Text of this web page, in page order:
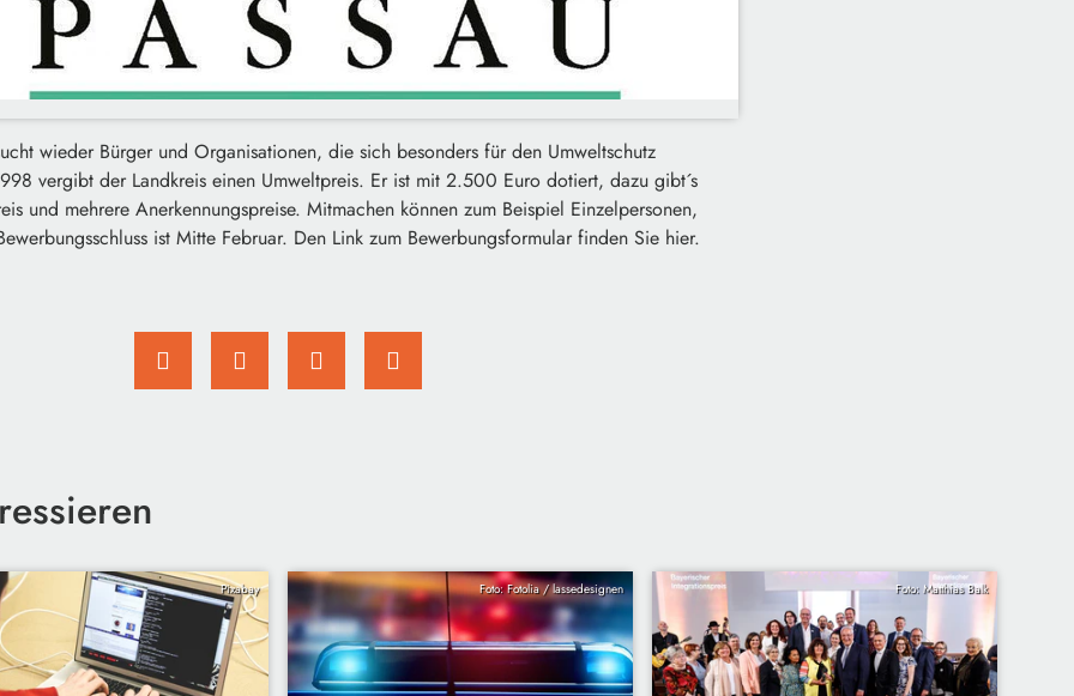
wieder Bürger und Organisationen, die sich besonders für den Umweltschutz
vergibt der Landkreis einen Umweltpreis. Er ist mit 2.500 Euro dotiert, dazu gibt´s
und mehrere Anerkennungspreise. Mitmachen können zum Beispiel Einzelpersonen,
ist Mitte Februar. Den Link zum Bewerbungsformular finden Sie hier.
Pixabay Foto: Fotolia / lassedesignen Foto: Matthias Balk